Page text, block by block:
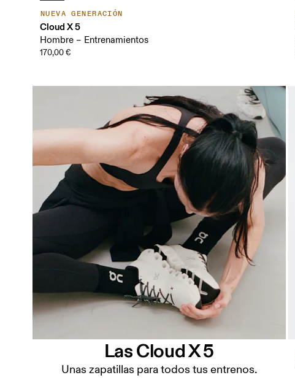
NUEVA GENERACIÓN
Cloud X 5
Hombre – Entrenamientos
170,00 €
Las Cloud X 5
Unas zapatillas para todos tus entrenos.